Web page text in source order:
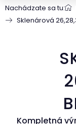
Nachádzate sa tu:
Sklenárová
Kompletná